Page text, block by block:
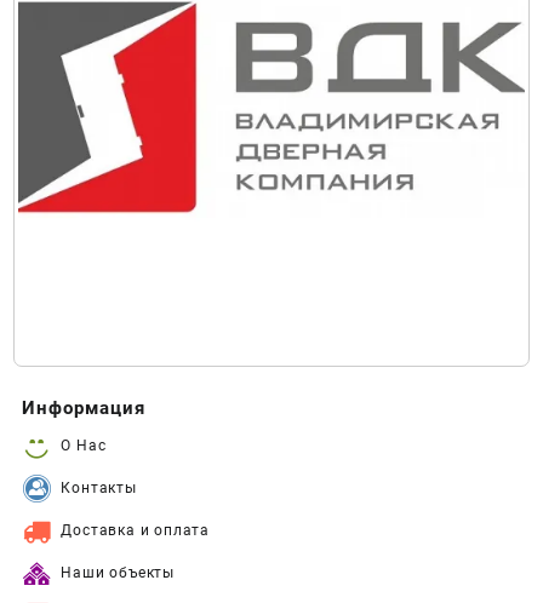
Информация
О Нас
Контакты
Доставка и оплата
Наши объекты